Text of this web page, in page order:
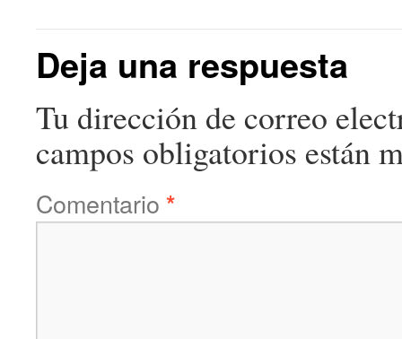
Deja una respuesta
Tu dirección de correo
campos obligatorios están
Comentario *